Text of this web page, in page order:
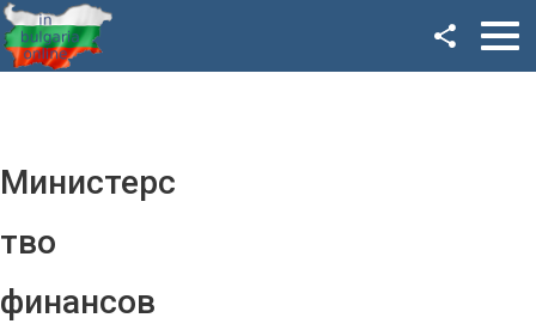
Министерс
тво
финансов